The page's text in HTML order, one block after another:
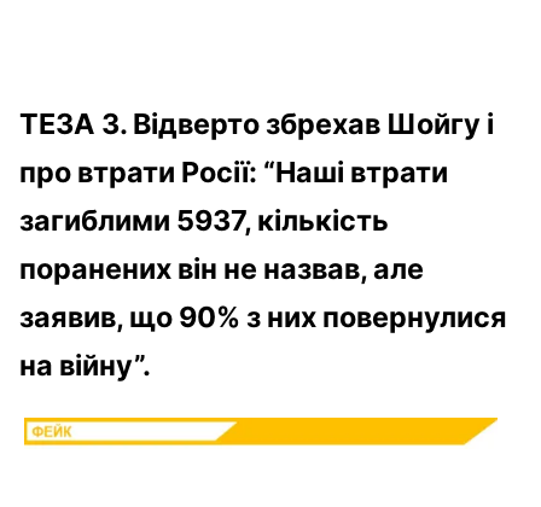
ТЕЗА 3. Відверто збрехав Шойгу і
про втрати Росії: “Наші втрати
загиблими 5937, кількість
поранених він не назвав, але
заявив, що 90% з них повернулися
на війну”.